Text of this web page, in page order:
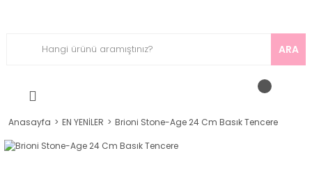
ARA
Anasayfa EN YENİLER Brioni Stone-Age 24 Cm Basık Tencere